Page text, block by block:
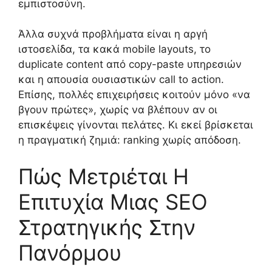
εμπιστοσύνη.
Άλλα συχνά προβλήματα είναι η αργή
ιστοσελίδα, τα κακά mobile layouts, το
duplicate content από copy-paste υπηρεσιών
και η απουσία ουσιαστικών call to action.
Επίσης, πολλές επιχειρήσεις κοιτούν μόνο «να
βγουν πρώτες», χωρίς να βλέπουν αν οι
επισκέψεις γίνονται πελάτες. Κι εκεί βρίσκεται
η πραγματική ζημιά: ranking χωρίς απόδοση.
Πώς Μετριέται Η
Επιτυχία Μιας SEO
Στρατηγικής Στην
Πανόρμου